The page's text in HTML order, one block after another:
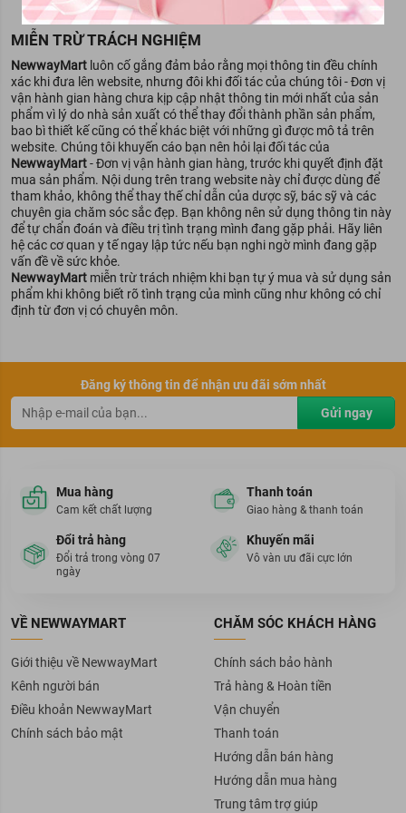
MIỄN TRỪ TRÁCH NGHIỆM
NewwayMart luôn cố gắng đảm bảo rằng mọi thông tin đều chính
xác khi đưa lên website, nhưng đôi khi đối tác của chúng tôi - Đơn vị
vận hành gian hàng chưa kịp cập nhật thông tin mới nhất của sản
phẩm vì lý do nhà sản xuất có thể thay đổi thành phần sản phẩm,
bao bì thiết kế cũng có thể khác biệt với những gì được mô tả trên
website. Chúng tôi khuyến cáo bạn nên hỏi lại đối tác của
NewwayMart- Đơn vị vận hành gian hàng, trước khi quyết định đặt
mua sản phẩm. Nội dung trên trang website này chỉ được dùng để
tham khảo, không thể thay thế chỉ dẫn của dược sỹ, bác sỹ và các
chuyên gia chăm sóc sắc đẹp. Bạn không nên sử dụng thông tin này
để tự chẩn đoán và điều trị tình trạng mình đang gặp phải. Hãy liên
hệ các cơ quan y tế ngay lập tức nếu bạn nghi ngờ mình đang gặp
vấn đề về sức khỏe.
NewwayMart miễn trừ trách nhiệm khi bạn tự ý mua và sử dụng sản
phẩm khi không biết rõ tình trạng của mình cũng như không có chỉ
định từ đơn vị có chuyên môn.
Đăng ký thông tin để nhận ưu đãi sớm nhất
Gửi ngay
Mua hàng
Cam kết chất lượng
Thanh toán
Giao hàng & thanh toán
Đổi trả hàng
Đổi trả trong vòng 07
ngày
Khuyến mãi
Vô vàn ưu đãi cực lớn
VỀ NEWWAYMART
Giới thiệu về NewwayMart
Kênh người bán
Điều khoản NewwayMart
Chính sách bảo mật
CHĂM SÓC KHÁCH HÀNG
Chính sách bảo hành
Trả hàng & Hoàn tiền
Vận chuyển
Thanh toán
Hướng dẫn bán hàng
Hướng dẫn mua hàng
Trung tâm trợ giúp